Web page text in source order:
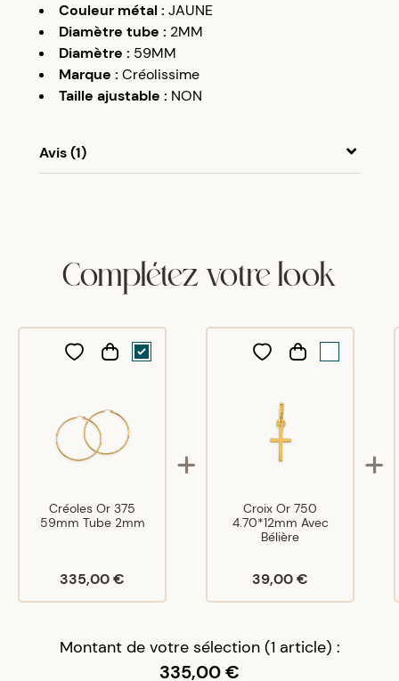
Couleur métal: JAUNE
Diamètre tube : 2MM
Diamètre : 59MM
Marque : Créolissime
Taille ajustable : NON
Avis (1)
Complétez votre look
Créoles Or 375
59mm Tube 2mm
335,00 €
Croix Or 750
4.70*12mm Avec
Bélière
39,00 €
Montant de votre sélection (1 article) :
335,00 €